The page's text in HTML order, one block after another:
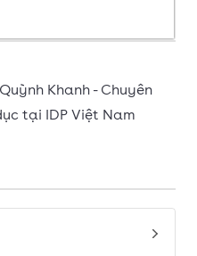
Khanh - Chuyên
tại IDP Việt Nam